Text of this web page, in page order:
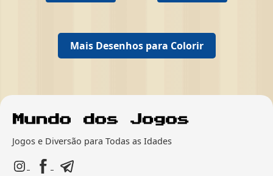
Mais Desenhos para Colorir
Jogos e Diversão para Todas as Idades